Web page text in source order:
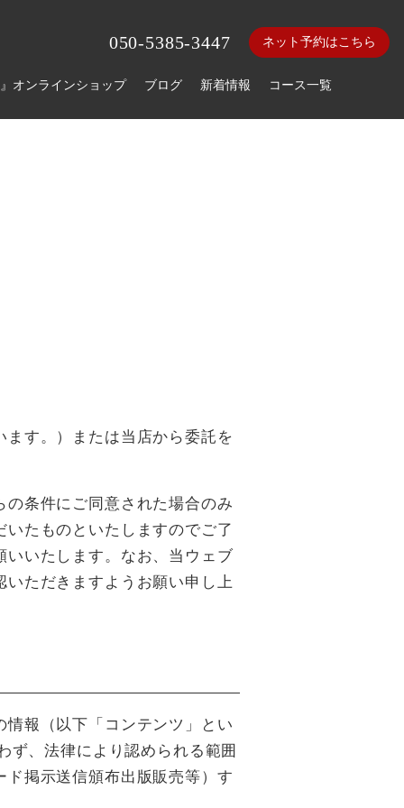
』オンラインショップ ブログ 新着情報 コース一覧
050-5385-3447 ネット予約はこちら
す。）または当店から委託を
条件にご同意された場合のみ
たものといたしますのでご了
いたします。なお、当ウェブ
ただきますようお願い申し上
報（以下「コンテンツ」とい
ず、法律により認められる範囲
掲示送信頒布出版販売等）す